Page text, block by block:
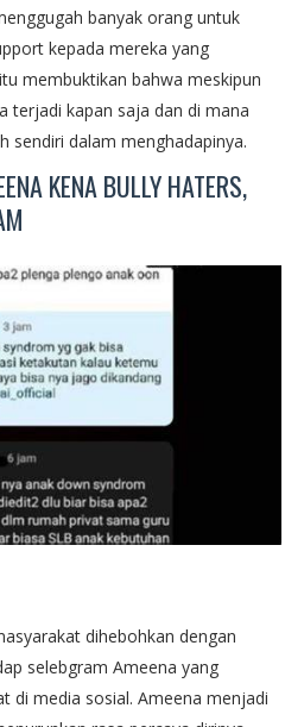
banyak orang untuk
kepada mereka yang
membuktikan bahwa meskipun
terjadi kapan saja dan di mana
sendiri dalam menghadapinya.
KENA BULLY HATERS,
dihebohkan dengan
selebgram Ameena yang
di media sosial. Ameena menjadi